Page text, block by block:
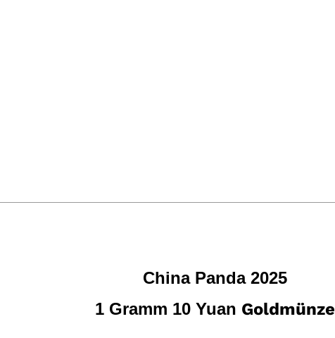
China Panda 2025
1 Gramm 10 Yuan Goldmünze